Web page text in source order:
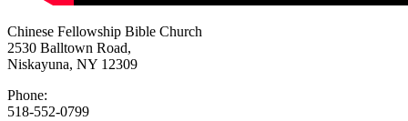
Chinese Fellowship Bible Church
2530 Balltown Road,
Niskayuna, NY 12309
Phone:
518-552-0799